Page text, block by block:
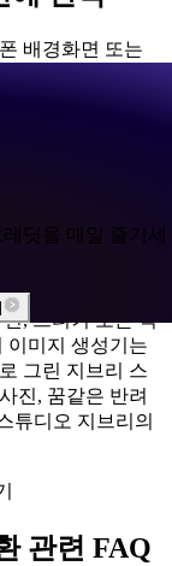
배경화면 또는
다. 고해상도 출
이나 기기에서도
즉시 만들
, 스티커 또는 벽
이미지 생성기는
그린 지브리 스
진, 꿈같은 반려
튜디오 지브리의
관련 FAQ
딧을 매일 즐기세
딧을 매일 즐기세